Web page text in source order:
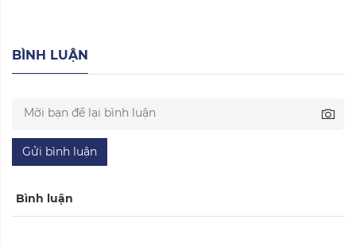
BÌNH LUẬN
Gửi bình luận
Bình luận